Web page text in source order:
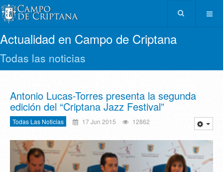
Actualidad en Campo de Criptana
Todas las noticias
Antonio Lucas-Torres presenta la segunda
edición del “Criptana Jazz Festival”
Todas Las Noticias 17 Jun 2015 12862